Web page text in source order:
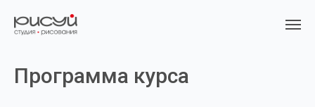
Программа курса